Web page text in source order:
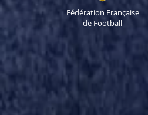
Fédération Française
de Football